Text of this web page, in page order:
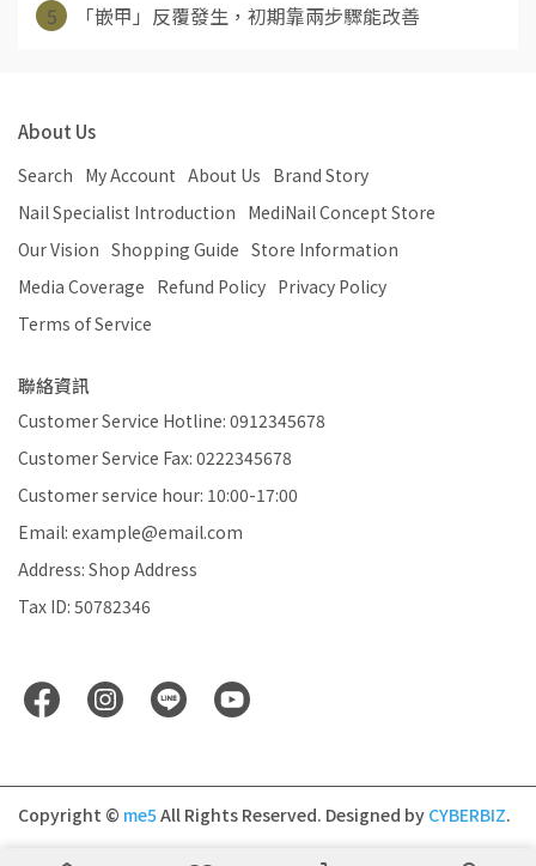
5
「嵌甲」反覆發生，初期靠兩步驟能改善
About Us
Search My Account About Us Brand Story
Nail Specialist Introduction MediNail Concept Store
Our Vision Shopping Guide Store Information
Media Coverage Refund Policy Privacy Policy
Terms of Service
聯絡資訊
Customer Service Hotline: 0912345678
Customer Service Fax: 0222345678
Customer service hour: 10:00-17:00
Email: example@email.com
Address: Shop Address
Tax ID: 50782346
Copyright © me5All Rights Reserved. Designed by CYBERBIZ.